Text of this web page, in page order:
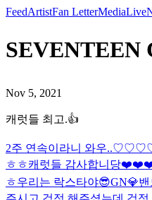
FeedArtistFan LetterMediaLive
SEVENTEEN
Nov 5, 2021
캐럿들 최고.👍
2주 연속이라니 와우
ㅎㅎ캐럿들 감사합니당
ㅎ우리는 락스타야😎GN💎